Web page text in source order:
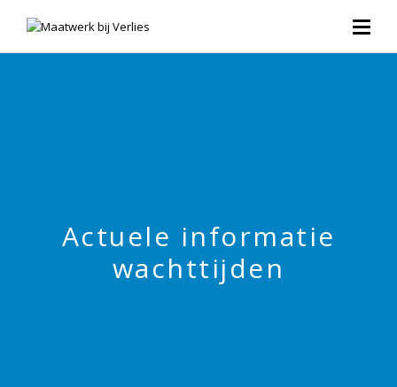
Actuele informatie
wachttijden